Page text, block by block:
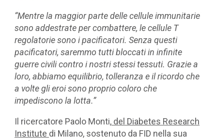
“Mentre la maggior parte delle cellule immunitarie
sono addestrate per combattere, le cellule T
regolatorie sono i pacificatori. Senza questi
pacificatori, saremmo tutti bloccati in infinite
guerre civili contro i nostri stessi tessuti. Grazie a
loro, abbiamo equilibrio, tolleranza e il ricordo che
a volte gli eroi sono proprio coloro che
impediscono la lotta.”
Il ricercatore Paolo Monti, del Diabetes Research
Institute di Milano, sostenuto da FID nella sua